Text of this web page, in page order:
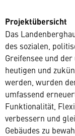
Projektübersicht
Das
des sozialen,
Greifensee und
heutigen und
werden, wurden
umfassend
Funktionalität,
verbessern und
Gebäudes zu